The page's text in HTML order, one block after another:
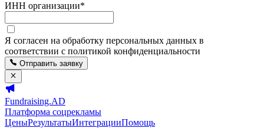
ИНН организации*
Я согласен на обработку персональных данных в
соответствии с политикой конфиденциальности
Отправить заявку
Fundraising.AD
Платформа соцрекламы
ЦеныРезультатыИнтеграцииПомощь